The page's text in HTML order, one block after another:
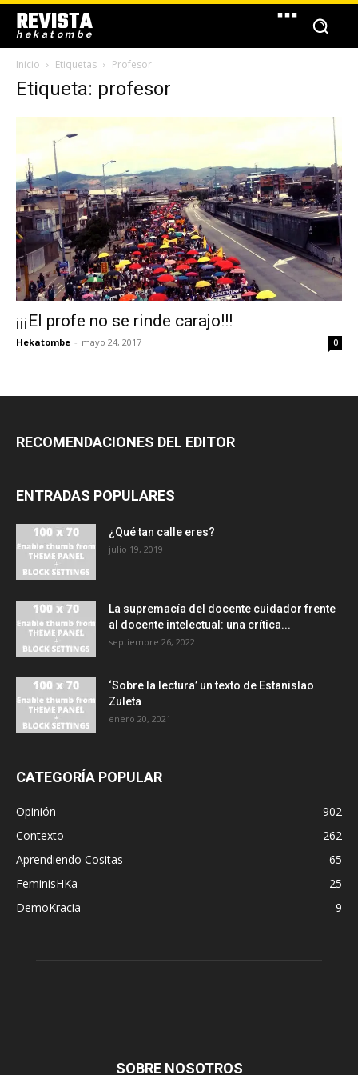
REVISTA
hekatombe
Inicio Etiquetas Profesor
Etiqueta: profesor
¡¡¡El profe no se rinde carajo!!!
Hekatombe - mayo 24, 2017 0
RECOMENDACIONES DEL EDITOR
ENTRADAS POPULARES
¿Qué tan calle eres?
julio 19, 2019
La supremacía del docente cuidador frente
al docente intelectual: una crítica...
septiembre 26, 2022
‘Sobre la lectura’ un texto de Estanislao
Zuleta
enero 20, 2021
CATEGORÍA POPULAR
Opinión
902
Contexto
262
Aprendiendo Cositas
65
FeminisHKa
25
DemoKracia
9
SOBRE NOSOTROS